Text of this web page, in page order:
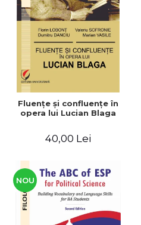
ADMINISTRATIVE
ȘTIINȚE ECONOMICE
ȘTIINȚE EXACTE
EDUCAȚIE FIZICĂ ȘI SPORT
PREUNIVERSITARIA
TIMP LIBER
ÎN CURS DE APARIȚIE
NOUTĂȚI
PACHETE DE STUDIU
ULTIMELE EXEMPLARE
Cum Cumpăr
Livrare
Politica de Retur
Formular de Retur
Distribuitori
Fluenţe şi confluenţe în
opera lui Lucian Blaga
40,00 Lei
NOU